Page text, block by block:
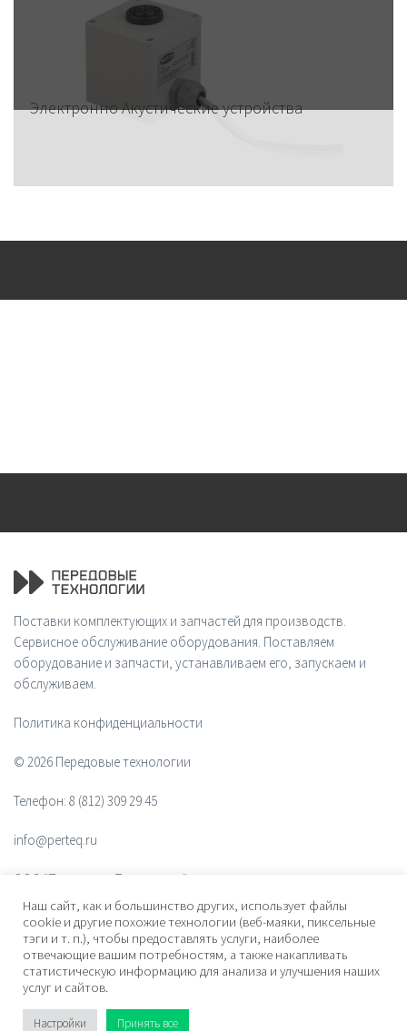
Электронно Акустические устройства
Поставки комплектующих и запчастей для производств.
Сервисное обслуживание оборудования. Поставляем
оборудование и запчасти, устанавливаем его, запускаем и
обслуживаем.
Политика конфиденциальности
© 2026 Передовые технологии
Телефон: 8 (812) 309 29 45
info@perteq.ru
ООО "Передовые Технологии"
ОГРН 1117847072628
Почтовый индекс 196006
Адрес: ул. Рощинская, дом 32, офис 201, лит. А. Санкт-Петербург,
Россия
Наш сайт, как и большинство других, использует файлы
cookie и другие похожие технологии (веб-маяки, пиксельные
тэги и т. п.), чтобы предоставлять услуги, наиболее
отвечающие вашим потребностям, а также накапливать
статистическую информацию для анализа и улучшения наших
услуг и сайтов.
Настройки Принять все